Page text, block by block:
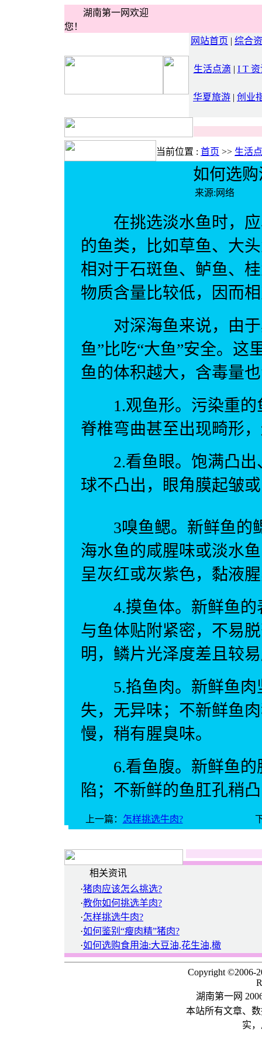
湖南第一网欢迎
您！
网站首页 | 综合
生活点滴 | I T 资
华夏旅游 | 创业
当前位置 : 首页 >> 生活
如何选
来源:网
在挑选淡水鱼时，应
的鱼类，比如草鱼、大
相对于石斑鱼、鲈鱼、
物质含量比较低，因而
对深海鱼来说，由于
鱼”比吃“大鱼”安全。这
鱼的体积越大，含毒量
1.观鱼形。污染重的
脊椎弯曲甚至出现畸形
2.看鱼眼。饱满凸出
球不凸出，眼角膜起皱
3嗅鱼鳃。新鲜鱼的
海水鱼的咸腥味或淡水
呈灰红或灰紫色，黏液
4.摸鱼体。新鲜鱼的
与鱼体贴附紧密，不易
明，鳞片光泽度差且较
5.掐鱼肉。新鲜鱼肉
失，无异味；不新鲜鱼
慢，稍有腥臭味。
6.看鱼腹。新鲜鱼的
陷；不新鲜的鱼肛孔稍
上一篇： 怎样挑选牛肉?
相关资讯
·猪肉应该怎么挑选?
·教你如何挑选羊肉?
·怎样挑选牛肉?
·如何鉴别“瘦肉精”猪肉?
·如何选购食用油:大豆油,花生油,橄
Copyright ©2006-
湖南第一网
本站所有文章、
实